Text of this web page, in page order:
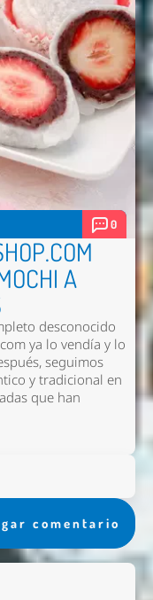
0
A
desconocido
ya lo vendía y lo
seguimos
y tradicional en
que han
comentario